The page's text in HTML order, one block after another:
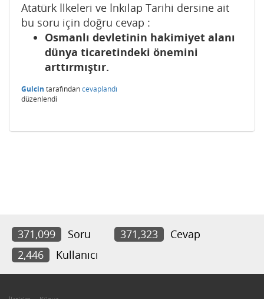
Atatürk İlkeleri ve İnkılap Tarihi dersine ait
bu soru için doğru cevap :
Osmanlı devletinin hakimiyet alanı
dünya ticaretindeki önemini
arttırmıştır.
Gulcin tarafındancevaplandı
düzenlendi
371,099 Soru 371,323
Cevap
2,446
Kullanıcı